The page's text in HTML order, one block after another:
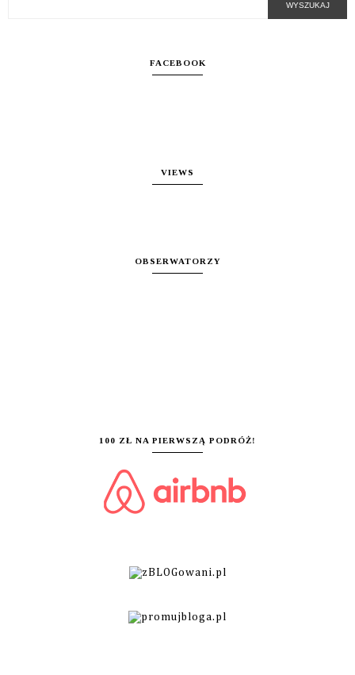
FACEBOOK
VIEWS
OBSERWATORZY
100 ZŁ NA PIERWSZĄ PODRÓŻ!